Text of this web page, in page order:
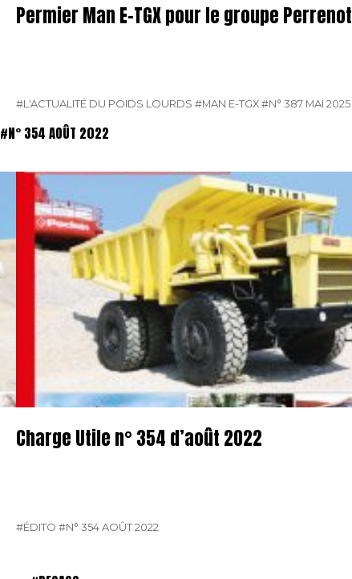
Permier Man E-TGX pour le groupe Perrenot
#L'ACTUALITÉ DU POIDS LOURDS #MAN E-TGX#N° 387 MAI 2025
#N° 354 AOÛT 2022
Charge Utile n° 354 d’août 2022
#ÉDITO #N° 354 AOÛT 2022